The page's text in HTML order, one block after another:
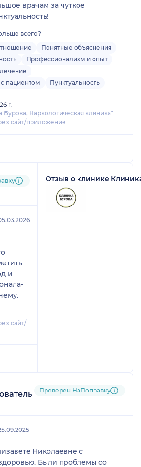
врачам за чуткое
всего?
Понятные объяснения
Профессионализм и опыт
с пациентом
Пунктуальность
г.
Бурова, Наркологическая клиника"
сайт/приложение
и
сайт/
Отзыв о клинике
НаПоправку
Проверен НаПоправку
Николаевне с
Были проблемы со